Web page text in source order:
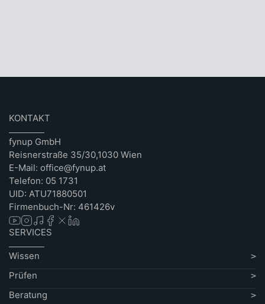
KONTAKT
fynup GmbH
Reisnerstraße 35/30,1030 Wien
E-Mail: office@fynup.at
Telefon: 05 1731
UID: ATU71880501
Firmenbuch-Nr: 461426v
SERVICES
Wissen
Prüfen
Beratung